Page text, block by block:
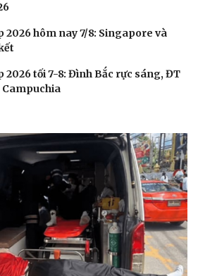
Podcast
Câu chuyện thời sự
Đọc truyện đêm khuya
Cửa sổ tình yêu
Kể chuyện cho bé
Hạt giống tâm hồn
2026 hôm nay 7/8: Singapore và
2026 tối 7-8: Đình Bắc rực sáng, ĐT
Campuchia